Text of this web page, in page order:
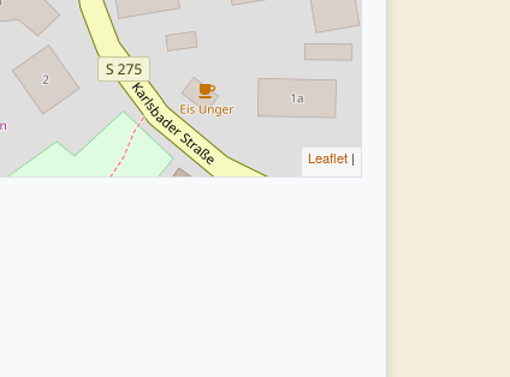
Leaflet |